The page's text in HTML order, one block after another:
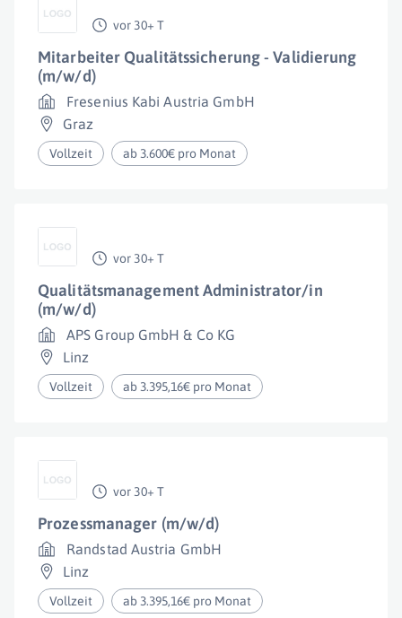
vor 30+ T
Mitarbeiter Qualitätssicherung - Validierung
(m/w/d)
Fresenius Kabi Austria GmbH
Graz
Vollzeit ab 3.600€ pro Monat
vor 30+ T
Qualitätsmanagement Administrator/in
(m/w/d)
APS Group GmbH & Co KG
Linz
Vollzeit ab 3.395,16€ pro Monat
vor 30+ T
Prozessmanager (m/w/d)
Randstad Austria GmbH
Linz
Vollzeit ab 3.395,16€ pro Monat